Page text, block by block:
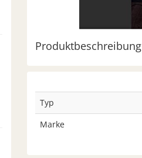
Produktbeschreibung
Typ
Marke